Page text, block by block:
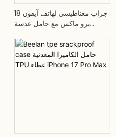
جراب مغناطيسي لهاتف آيفون 18
برو ماكس مع حامل عدسة
كربونات المقاوم للخدش، وحماية
من مادة TPE